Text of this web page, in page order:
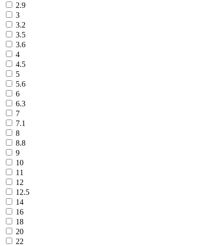
2.9
3
3.2
3.5
3.6
4
4.5
5
5.6
6
6.3
7
7.1
8
8.8
9
10
11
12
12.5
14
16
18
20
22